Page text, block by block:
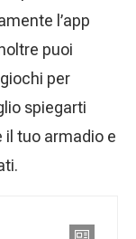
l’app
puoi
per
spiegarti
il tuo armadio e